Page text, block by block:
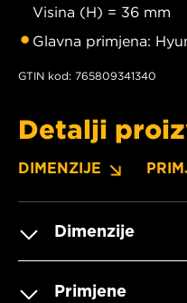
Visina (H) = 36 mm
Glavna primjena:
GTIN kod: 765809341340
Detalji
DIMENZIJE
Dimenzije
Primjene